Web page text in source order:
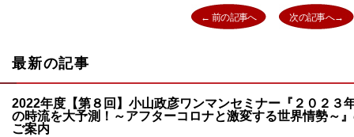
投稿ナビゲーション
← 前の記事へ
次の記事へ→
最新の記事
2022年度【第８回】小山政彦ワンマンセミナー『２０２３
の時流を大予測！～アフターコロナと激変する世界情勢～
ご案内